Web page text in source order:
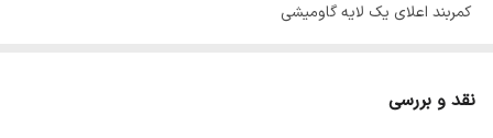
کمربند اعلای یک لایه گاومیشی
رنگ مشکی
نقد و بررسی